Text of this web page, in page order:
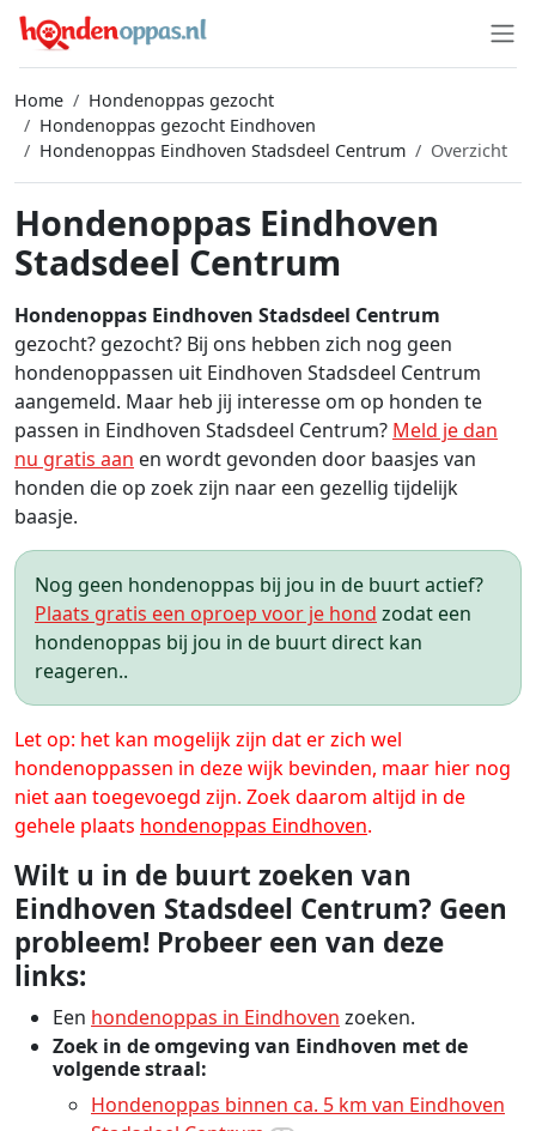
Home
Hondenoppas gezocht
Hondenoppas gezocht Eindhoven
Hondenoppas Eindhoven Stadsdeel Centrum
Overzicht
Hondenoppas Eindhoven
Stadsdeel Centrum
Hondenoppas Eindhoven Stadsdeel Centrum
gezocht? gezocht? Bij ons hebben zich nog geen
hondenoppassen uit Eindhoven Stadsdeel Centrum
aangemeld. Maar heb jij interesse om op honden te
passen in Eindhoven Stadsdeel Centrum? Meld je dan
nu gratis aan en wordt gevonden door baasjes van
honden die op zoek zijn naar een gezellig tijdelijk
baasje.
Nog geen hondenoppas bij jou in de buurt actief?
Plaats gratis een oproep voor je hond zodat een
hondenoppas bij jou in de buurt direct kan
reageren..
Let op: het kan mogelijk zijn dat er zich wel
hondenoppassen in deze wijk bevinden, maar hier nog
niet aan toegevoegd zijn. Zoek daarom altijd in de
gehele plaats hondenoppas Eindhoven.
Wilt u in de buurt zoeken van
Eindhoven Stadsdeel Centrum? Geen
probleem! Probeer een van deze
links:
Een hondenoppas in Eindhoven zoeken.
Zoek in de omgeving van Eindhoven met de
volgende straal:
Hondenoppas binnen ca. 5 km van Eindhoven